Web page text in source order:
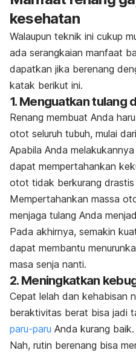
kesehatan
Walaupun teknik ini cukup
ada serangkaian manfaat
dapatkan jika berenang
katak berikut ini.
1. Menguatkan tulang
Renang membuat Anda
otot seluruh tubuh, mulai
Apabila Anda
dapat mempertahankan
otot tidak berkurang drastis
Mempertahankan massa
menjaga tulang Anda
Pada akhirnya, semakin
dapat membantu
masa senja nanti.
2. Meningkatkan
Cepat lelah dan kehabisan
beraktivitas berat bisa jadi
paru-paru Anda kurang baik.
Nah, rutin berenang bisa